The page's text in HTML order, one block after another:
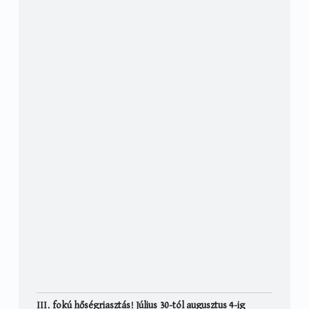
III. fokú hőségriasztás! Július 30-tól augusztus 4-ig